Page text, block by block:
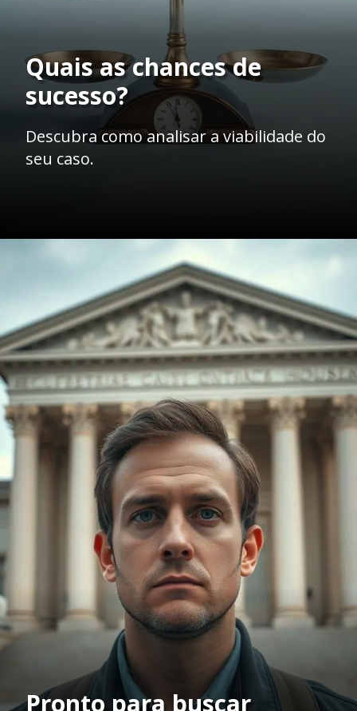
Quais as chances de
sucesso?
Descubra como analisar a viabilidade do
seu caso.
https://ademilsoncs.adv.br/
Pronto para buscar